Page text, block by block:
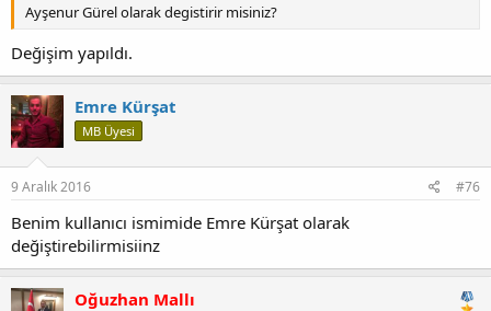
Ayşenur Gürel olarak degistirir misiniz?
Değişim yapıldı.
Emre Kürşat
MB Üyesi
9 Aralık 2016 #76
Benim kullanıcı ismimide Emre Kürşat olarak
değiştirebilirmisiinz
Oğuzhan Mallı